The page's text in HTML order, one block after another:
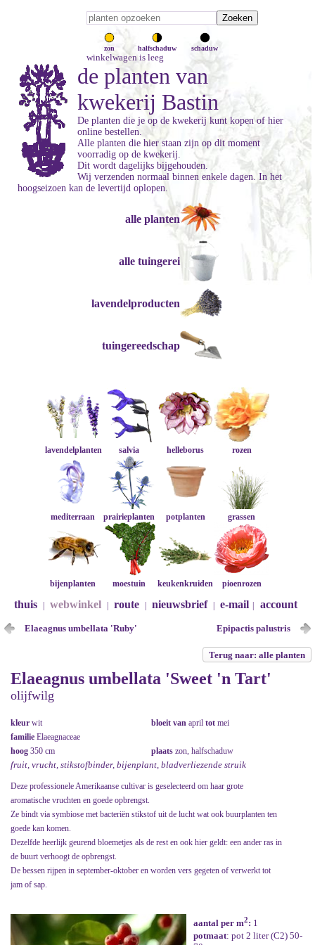
zon halfschaduw schaduw
winkelwagen is leeg
de planten van
kwekerij Bastin
De planten die je op de kwekerij kunt kopen of hier
online bestellen.
Alle planten die hier staan zijn op dit moment
voorradig op de kwekerij.
Dit wordt dagelijks bijgehouden.
Wij verzenden normaal binnen enkele dagen. In het
hoogseizoen kan de levertijd oplopen.
alle planten
alle tuingerei
lavendelproducten
tuingereedschap
lavendelplanten salvia helleborus rozen
mediterraan prairieplanten potplanten grassen
bijenplanten moestuin keukenkruiden pioenrozen
thuis webwinkel route nieuwsbrief e-mail account
Elaeagnus umbellata 'Ruby' Epipactis palustris
Terug naar: alle planten
Elaeagnus umbellata 'Sweet 'n Tart'
olijfwilg
kleur wit bloeit van april tot mei
familie Elaeagnaceae
hoog 350 cm plaats zon, halfschaduw
fruit, vrucht, stikstofbinder, bijenplant, bladverliezende struik
Deze professionele Amerikaanse cultivar is geselecteerd om haar grote
aromatische vruchten en goede opbrengst.
Ze bindt via symbiose met bacteriën stikstof uit de lucht wat ook buurplanten ten
goede kan komen.
Dezelfde heerlijk geurend bloemetjes als de rest en ook hier geldt: een ander ras in
de buurt verhoogt de opbrengst.
De bessen rijpen in september-oktober en worden vers gegeten of verwerkt tot
jam of sap.
aantal per m2: 1
potmaat: pot 2 liter (C2) 50-